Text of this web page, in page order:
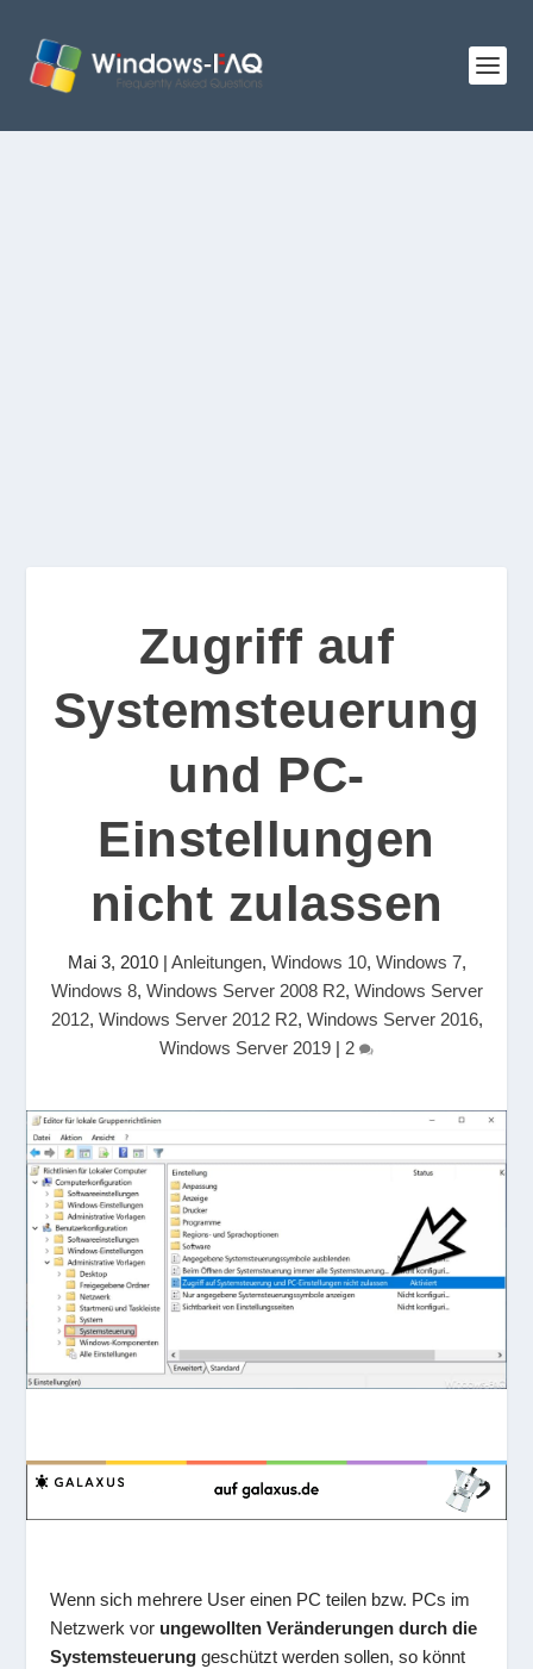
Zugriff auf
Systemsteuerung
und PC-
Einstellungen
nicht zulassen
Mai 3, 2010| Anleitungen, Windows 10, Windows 7,
Windows 8, Windows Server 2008 R2, Windows Server
2012, Windows Server 2012 R2, Windows Server 2016,
Windows Server 2019 | 2
Wenn sich mehrere User einen PC teilen bzw. PCs im
Netzwerk vor ungewollten Veränderungen durch die
Systemsteuerung geschützt werden sollen, so könnt